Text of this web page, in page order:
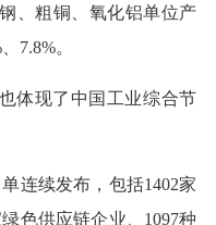
、粗铜、氧化铝单位产
7.8%。
体现了中国工业综合节
连续发布，包括1402家
色供应链企业、1097种